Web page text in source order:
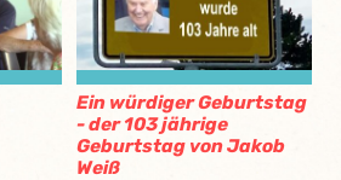
Ein würdiger Geburtstag
- der 103 jährige
Geburtstag von Jakob
Weiß